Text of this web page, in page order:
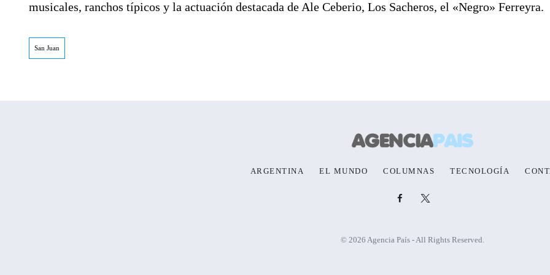
musicales, ranchos típicos y la actuación destacada de Ale Ceberio, Los Sacheros, el «Negro» Ferreyra.
San Juan
ARGENTINA EL MUNDO COLUMNAS TECNOLOGÍA
© 2026 Agencia País - All Rights Reserved.